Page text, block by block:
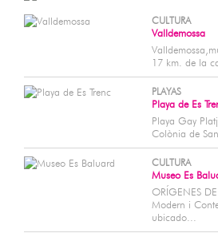
CULTURA
Valldemossa
17 km. de la
PLAYAS
Playa de Es
Playa Gay
Colònia de
CULTURA
Museo Es
ORÍGENES
Modern i
ubicado...